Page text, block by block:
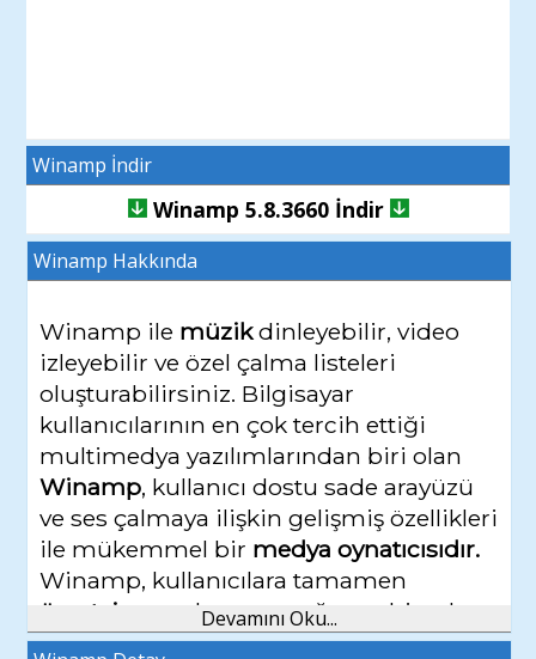
Winamp İndir
Winamp 5.8.3660 İndir
Winamp Hakkında
Winamp ile müzikdinleyebilir, video
izleyebilir ve özel çalma listeleri
oluşturabilirsiniz. Bilgisayar
kullanıcılarının en çok tercih ettiği
multimedya yazılımlarından biri olan
Winamp, kullanıcı dostu sade arayüzü
ve ses çalmaya ilişkin gelişmiş özellikleri
ile mükemmel bir medya oynatıcısıdır.
Winamp, kullanıcılara tamamen
ücretsiz
sunulmasına rağmen birçok
ücretli ses çalma programında olan
Devamını Oku...